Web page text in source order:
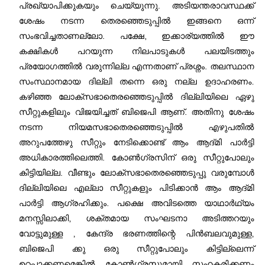
പ്രഖ്യാപിക്കുകയും ചെയ്യുന്നു. അടിയന്തരാവസ്ഥക്ക്
ശേഷം നടന്ന തെരഞ്ഞെടുപ്പിൽ ഇങ്ങനെ ഒന്ന്
സംഭവിച്ചതാണല്ലോ. പക്ഷേ, ഇക്കാര്യത്തിൽ ഈ
കക്ഷികൾ പറയുന്ന നിലപാടുകൾ പലയിടത്തും
പ്രയോഗത്തിൽ വരുന്നില്ല എന്നതാണ് പ്രശ്നം. തലസ്ഥാന
സംസ്ഥാനമായ ദില്ലി തന്നെ ഒരു നല്ല ഉദാഹരണം.
കഴിഞ്ഞ ലോക്സഭാതെരഞ്ഞെടുപ്പിൽ ദില്ലിയിലെ ഏഴു
സീറ്റുകളിലും വിജയിച്ചത് ബിജെപി ആണ്. അതിനു ശേഷം
നടന്ന നിയമസഭാതെരഞ്ഞെടുപ്പിൽ എഴുപതിൽ
അറുപത്തേഴു സീറ്റും നേടിക്കൊണ്ട് ആം ആദ്മി പാർട്ടി
അധികാരത്തിലെത്തി. കോൺഗ്രസിന് ഒരു സീറ്റുപോലും
കിട്ടിയില്ല. വീണ്ടും ലോക്സഭാതെരഞ്ഞെടുപ്പു വരുമ്പോൾ
ദില്ലിയിലെ എല്ലാ സീറ്റുകളും പിടിക്കാൻ ആം ആദ്മി
പാർട്ടി ആഗ്രഹിക്കും. പക്ഷെ അവിടത്തെ യാഥാർഥ്യം
മനസ്സിലാക്കി, ശക്തമായ സംഘടനാ അടിത്തറയും
വോട്ടുമുള്ള , കേന്ദ്ര ഭരണത്തിന്റെ പിൻബലവുമുള്ള,
ബിജെപി ക്കു ഒരു സീറ്റുപോലും കിട്ടില്ലെന്ന്‌